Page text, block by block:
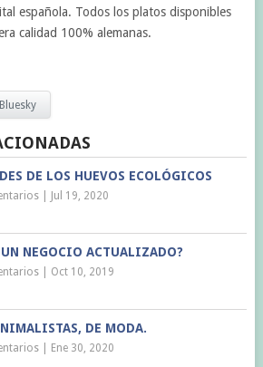
española. Todos los platos disponibles
calidad 100% alemanas.
Bluesky
DE LOS HUEVOS ECOLÓGICOS
| Jul 19, 2020
UN NEGOCIO ACTUALIZADO?
| Oct 10, 2019
DE MODA.
| Ene 30, 2020